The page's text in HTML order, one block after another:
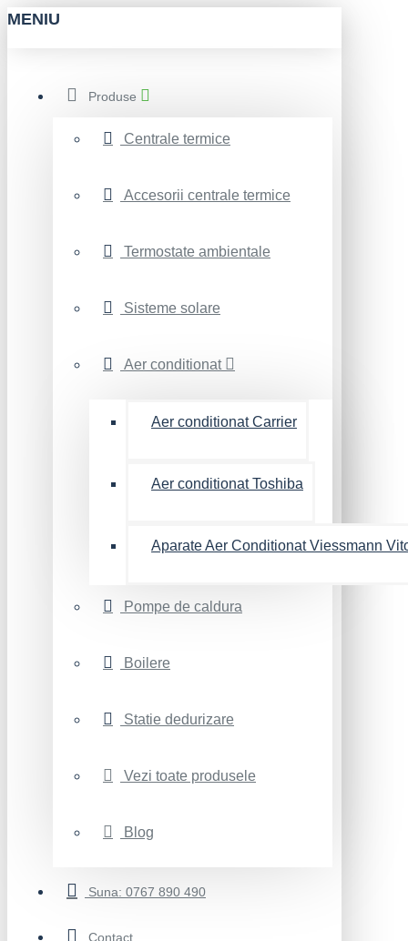
MENIU
Produse
Centrale termice
Accesorii centrale termice
Termostate ambientale
Sisteme solare
Aer conditionat
Aer conditionat Carrier
Aer conditionat Toshiba
Aparate Aer Conditionat Viessmann
Pompe de caldura
Boilere
Statie dedurizare
Vezi toate produsele
Blog
Suna: 0767 890 490
Contact